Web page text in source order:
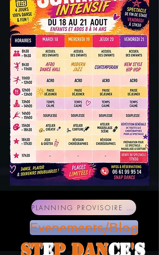
Evenements/Blog
STEP DANCE'S